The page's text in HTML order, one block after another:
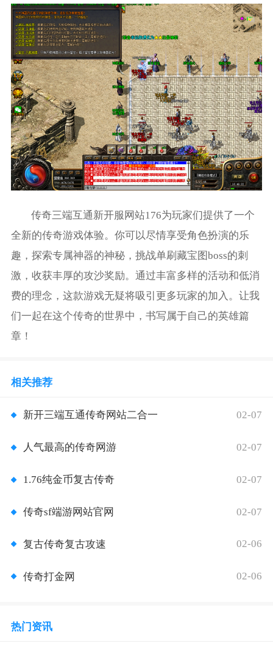
传奇三端互通新开服网站176为玩家们提供了一个
全新的传奇游戏体验。你可以尽情享受角色扮演的乐
趣，探索专属神器的神秘，挑战单刷藏宝图boss的刺
激，收获丰厚的攻沙奖励。通过丰富多样的活动和低消
费的理念，这款游戏无疑将吸引更多玩家的加入。让我
们一起在这个传奇的世界中，书写属于自己的英雄篇
章！
相关推荐
新开三端互通传奇网站二合一 02-07
人气最高的传奇网游 02-07
1.76纯金币复古传奇 02-07
传奇sf端游网站官网 02-07
复古传奇复古攻速 02-06
传奇打金网 02-06
热门资讯